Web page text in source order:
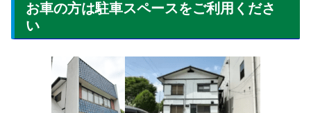
お車の方は駐車スペースをご利用くださ
い